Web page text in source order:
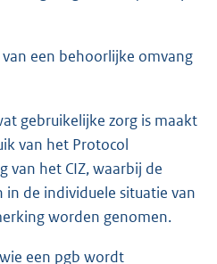
een behoorlijke omvang
gebruikelijke zorg is maakt
van het Protocol
van het CIZ, waarbij de
in de individuele situatie van
worden genomen.
een pgb wordt